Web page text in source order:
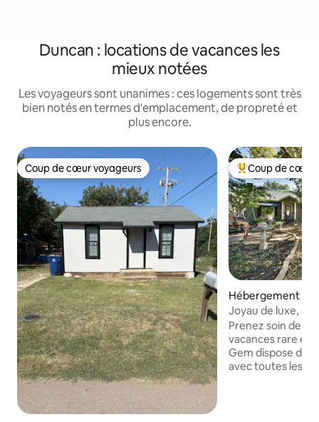
Duncan : locations de vacances les
mieux notées
Les voyageurs sont unanimes : ces logements sont très
bien notés en termes d'emplacement, de propreté et
plus encore.
Coup de cœur voyageurs
Coup de cœur voyageurs Coups de cœur
Coup de cœur
Hébergement ⋅
Joyau de luxe,
terrain de golf
Prenez soin de
vacances rare et
Gem dispose de
avec toutes les